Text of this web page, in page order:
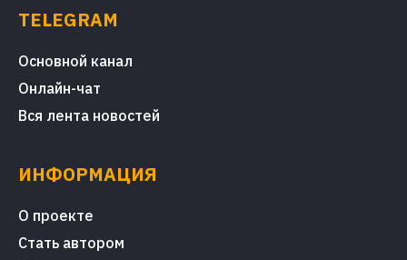
TELEGRAM
Основной канал
Онлайн-чат
Вся лента новостей
ИНФОРМАЦИЯ
О проекте
Стать автором